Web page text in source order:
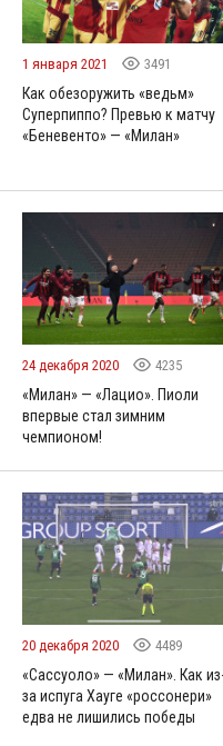
1 января 2021 3491
Как обезоружить «ведьм»
Суперпиппо? Превью к матчу
«Беневенто» — «Милан»
24 декабря 2020 4235
«Милан» — «Лацио». Пиоли
впервые стал зимним
чемпионом!
20 декабря 2020 4489
«Сассуоло» — «Милан». Как
за испуга Хауге «россонери»
едва не лишились победы